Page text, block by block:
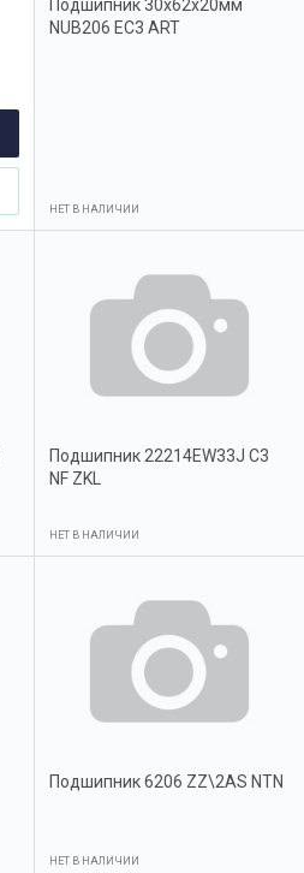
Подшипник 30х62х20мм
NUB206 EC3 ART
НЕТ В НАЛИЧИИ
Подшипник 22214EW33J C3
NF ZKL
НЕТ В НАЛИЧИИ
Подшипник 6206 ZZ\2AS NTN
НЕТ В НАЛИЧИИ